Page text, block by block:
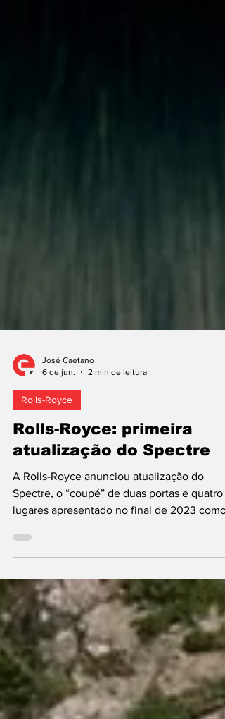
6 de jun.
Rolls-Royce
Rolls-Royce: primeira
atualização do Spectre
A Rolls-Royce anunciou atualização do
Spectre, o “coupé” de duas portas e quatro
lugares apresentado no final de 2023 como
motorizações elétricas. Entre as novidades,
adoção da tecnologia mais recente do
consórcio alemão no domínio das baterias, a
razão por detrás do aumento das
para até 629 km. O Spectre Series II tem
versões: Spectre (601 cv) e Spectre Black
Badge (680 cv). Ambas dispõem